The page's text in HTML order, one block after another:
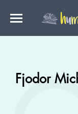
Fjodor